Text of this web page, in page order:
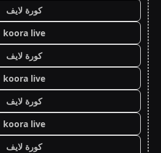
كورة لايف
koora live
كورة لايف
koora live
كورة لايف
koora live
كورة لايف